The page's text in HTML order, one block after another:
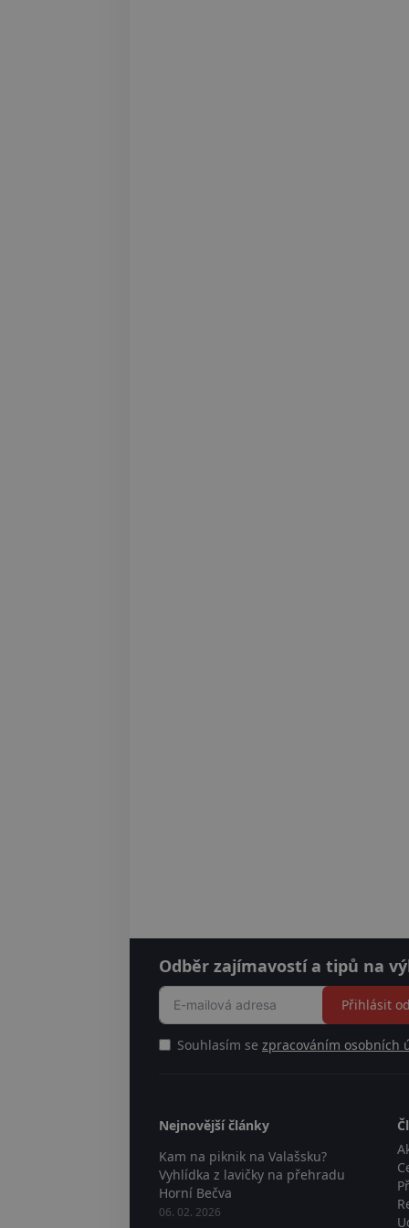
Odběr zajímavostí a tipů na
Souhlasím se zpracováním osobních
Přihlásit
Nejnovější články
Kam na piknik na Valašsku?
Vyhlídka z lavičky na přehradu
Horní Bečva
06. 02. 2026